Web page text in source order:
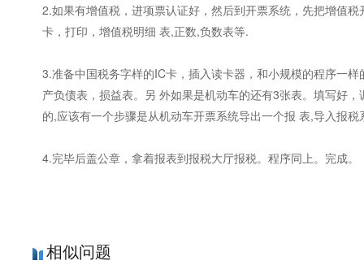
2.如果有增值税，进项票认证好，然后到开票系统，先把增值
卡，打印，增值税明细 表,正数,负数表等.
3.准备中国税务字样的IC卡，插入读卡器，和小规模的程序一
产负债表，损益表。另 外如果是机动车的还有3张表。填写好
的,应该有一个步骤是从机动车开票系统导出一个报 表,导入报
4.完毕后盖公章，拿着报表到报税大厅报税。程序同上。完成。
相似问题